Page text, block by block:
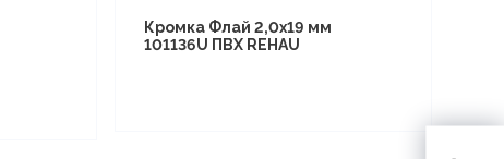
Кромка Флай 2,0х19 мм
101136U ПВХ REHAU